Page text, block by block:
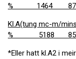
% 1464 87
Kl.A(tung mc-
% 5188 85
*Eller hatt kl.A2 i